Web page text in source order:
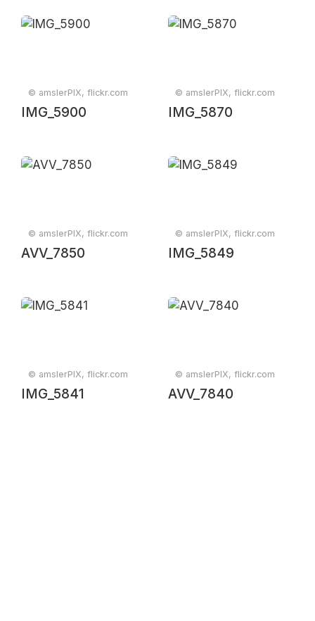
© amslerPIX, flickr.com
IMG_5900
© amslerPIX, flickr.com
IMG_5870
© amslerPIX, flickr.com
AVV_7850
© amslerPIX, flickr.com
IMG_5849
© amslerPIX, flickr.com
IMG_5841
© amslerPIX, flickr.com
AVV_7840